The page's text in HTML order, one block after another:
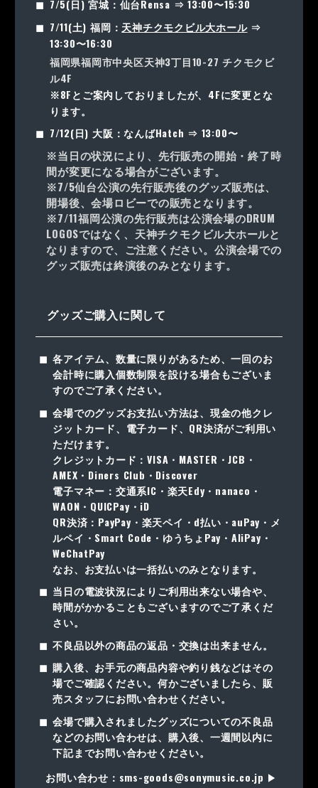
7/5(日) 宮城： 仙台Rensa ⇒ 13:00〜15:30
7/11(土) 福岡： 天神チクモクビル大ホール⇒
13:30〜16:30
福岡県福岡市中央区天神3丁目10-27 チクモクビ
ル4F
※8Fとご案内しておりましたが、4Fに変更とな
ります。
7/12(日) 大阪：なんばHatch ⇒ 13:00〜
※当日の状況により、先行販売の開始・終了時
間が変更になる場合がございます。
※7/5仙台公演の先行販売後のグッズ販売は、
開場後、会場ロビーでの販売となります。
※7/11福岡公演の先行販売は公演会場のDRUM
LOGOSではなく、天神チクモクビル大ホールと
なりますので、ご注意ください。公演会場での
グッズ販売は終演後のみとなります。
グッズご購入に関して
各アイテム、数量に限りがあるため、一回のお
会計時に購入個数制限を設ける場合もございま
すのでご了承ください。
会場でのグッズお支払い方法は、現金の他クレ
ジットカード、電子カード、QR決済がご利用い
ただけます。
クレジットカード：VISA・MASTER・JCB・
AMEX・Diners Club・Discover
電子マネー：交通系IC・楽天Edy・nanaco・
WAON・QUICPay・iD
QR決済：PayPay・楽天ペイ・d払い・auPay・メ
ルペイ・Smart Code・ゆうちょPay・AliPay・
WeChatPay
なお、お支払いは一括払いのみとなります。
当日の電波状況によりご利用出来ない場合や、
時間がかかることもございますのでご了承くだ
さい。
不良品以外の商品の返品・交換は出来ません。
購入後、お手元の商品内容や釣り銭などはその
場でご確認ください。何かございましたら、販
売スタッフにお問い合わせください。
会場で購入されましたグッズについての不良品
などのお問い合わせは、購入後、一週間以内に
下記までお問い合わせください。
お問い合わせ：sms-goods@sonymusic.co.jp